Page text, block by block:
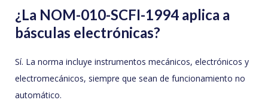
¿La NOM-010-SCFI-1994 aplica a
básculas electrónicas?
Sí. La norma incluye instrumentos mecánicos, electrónicos y
electromecánicos, siempre que sean de funcionamiento no
automático.